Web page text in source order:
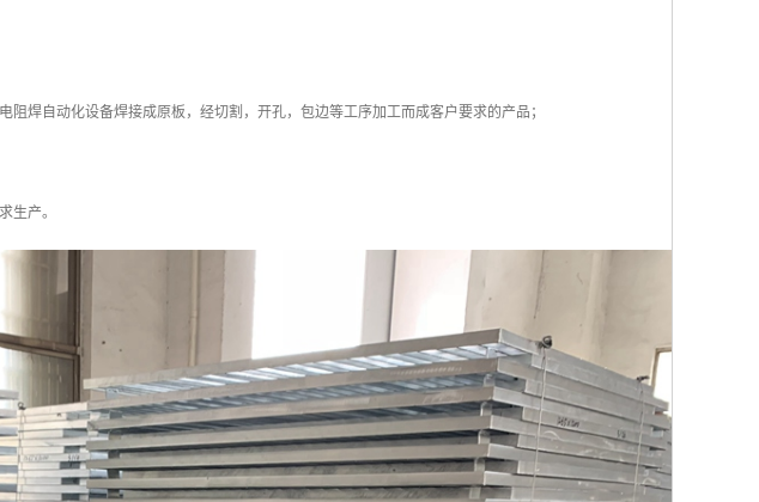
焊自动化设备焊接成原板，经切割，开孔，包边等工序加工而成客户要求的产品；
生产。